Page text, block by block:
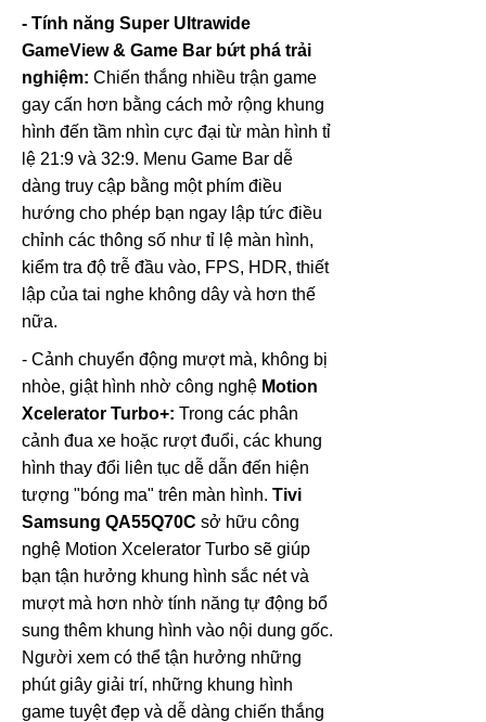
- Tính năng Super Ultrawide
GameView & Game Bar bứt phá trải
nghiệm: Chiến thắng nhiều trận game
gay cấn hơn bằng cách mở rộng khung
hình đến tầm nhìn cực đại từ màn hình tỉ
lệ 21:9 và 32:9. Menu Game Bar dễ
dàng truy cập bằng một phím điều
hướng cho phép bạn ngay lập tức điều
chỉnh các thông số như tỉ lệ màn hình,
kiểm tra độ trễ đầu vào, FPS, HDR, thiết
lập của tai nghe không dây và hơn thế
nữa.
- Cảnh chuyển động mượt mà, không bị
nhòe, giật hình nhờ công nghệ Motion
Xcelerator Turbo+: Trong các phân
cảnh đua xe hoặc rượt đuổi, các khung
hình thay đổi liên tục dễ dẫn đến hiện
tượng "bóng ma" trên màn hình. Tivi
Samsung QA55Q70C sở hữu công
nghệ Motion Xcelerator Turbo sẽ giúp
bạn tận hưởng khung hình sắc nét và
mượt mà hơn nhờ tính năng tự động bổ
sung thêm khung hình vào nội dung gốc.
Người xem có thể tận hưởng những
phút giây giải trí, những khung hình
game tuyệt đẹp và dễ dàng chiến thắng